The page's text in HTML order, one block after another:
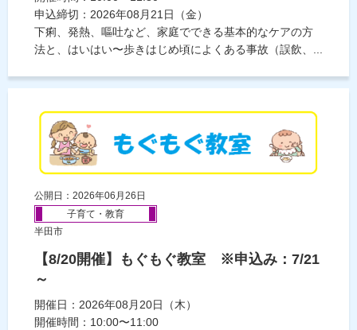
申込締切：2026年08月21日（金）
下痢、発熱、嘔吐など、家庭でできる基本的なケアの方
法と、はいはい〜歩きはじめ頃によくある事故（誤飲、...
公開日：2026年06月26日
子育て・教育
半田市
【8/20開催】もぐもぐ教室 ※申込み：7/21
～
開催日：2026年08月20日（木）
開催時間：10:00〜11:00